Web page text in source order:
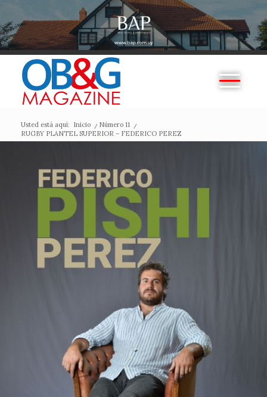
Usted está aquí: Inicio / Número 11
/
RUGBY PLANTEL SUPERIOR – FEDERICO PEREZ